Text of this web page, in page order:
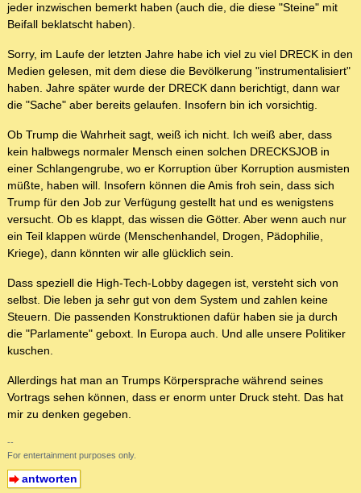
jeder inzwischen bemerkt haben (auch die, die diese "Steine" mit
Beifall beklatscht haben).
Sorry, im Laufe der letzten Jahre habe ich viel zu viel DRECK in den
Medien gelesen, mit dem diese die Bevölkerung "instrumentalisiert"
haben. Jahre später wurde der DRECK dann berichtigt, dann war
die "Sache" aber bereits gelaufen. Insofern bin ich vorsichtig.
Ob Trump die Wahrheit sagt, weiß ich nicht. Ich weiß aber, dass
kein halbwegs normaler Mensch einen solchen DRECKSJOB in
einer Schlangengrube, wo er Korruption über Korruption ausmisten
müßte, haben will. Insofern können die Amis froh sein, dass sich
Trump für den Job zur Verfügung gestellt hat und es wenigstens
versucht. Ob es klappt, das wissen die Götter. Aber wenn auch nur
ein Teil klappen würde (Menschenhandel, Drogen, Pädophilie,
Kriege), dann könnten wir alle glücklich sein.
Dass speziell die High-Tech-Lobby dagegen ist, versteht sich von
selbst. Die leben ja sehr gut von dem System und zahlen keine
Steuern. Die passenden Konstruktionen dafür haben sie ja durch
die "Parlamente" geboxt. In Europa auch. Und alle unsere Politiker
kuschen.
Allerdings hat man an Trumps Körpersprache während seines
Vortrags sehen können, dass er enorm unter Druck steht. Das hat
mir zu denken gegeben.
--
For entertainment purposes only.
antworten